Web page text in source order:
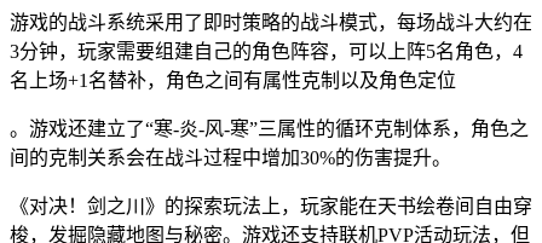
游戏的战斗系统采用了即时策略的战斗模式，每场战斗大约在
3分钟，玩家需要组建自己的角色阵容，可以上阵5名角色，4
名上场+1名替补，角色之间有属性克制以及角色定位
。游戏还建立了“寒-炎-风-寒”三属性的循环克制体系，角色之
间的克制关系会在战斗过程中增加30%的伤害提升。
《对决！剑之川》的探索玩法上，玩家能在天书绘卷间自由穿
梭，发掘隐藏地图与秘密。游戏还支持联机PVP活动玩法，但